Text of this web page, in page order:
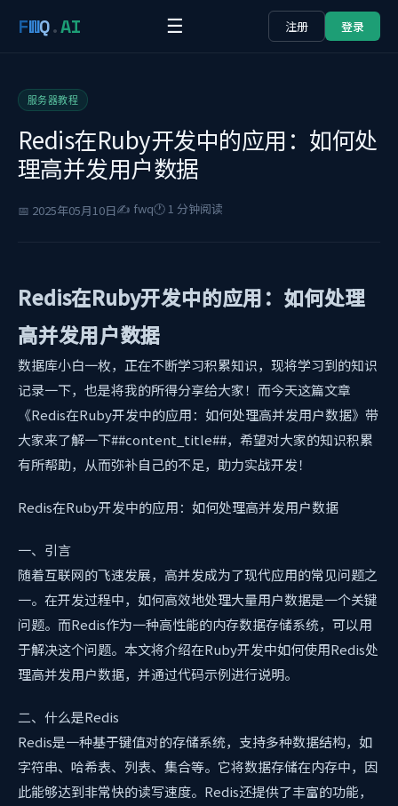
FWQ.AI ☰ 注册 登录
服务器教程
Redis在Ruby开发中的应用：如何处
理高并发用户数据
📅 2025年05月10日✍️ fwq🕐 1 分钟阅读
Redis在Ruby开发中的应用：如何处理
高并发用户数据
数据库小白一枚，正在不断学习积累知识，现将学习到的知识
记录一下，也是将我的所得分享给大家！而今天这篇文章
《Redis在Ruby开发中的应用：如何处理高并发用户数据》带
大家来了解一下##content_title##，希望对大家的知识积累
有所帮助，从而弥补自己的不足，助力实战开发！
Redis在Ruby开发中的应用：如何处理高并发用户数据
一、引言
随着互联网的飞速发展，高并发成为了现代应用的常见问题之
一。在开发过程中，如何高效地处理大量用户数据是一个关键
问题。而Redis作为一种高性能的内存数据存储系统，可以用
于解决这个问题。本文将介绍在Ruby开发中如何使用Redis处
理高并发用户数据，并通过代码示例进行说明。
二、什么是Redis
Redis是一种基于键值对的存储系统，支持多种数据结构，如
字符串、哈希表、列表、集合等。它将数据存储在内存中，因
此能够达到非常快的读写速度。Redis还提供了丰富的功能，